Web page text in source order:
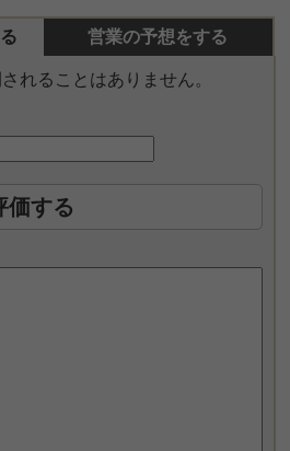
営業の予想をする
れることはありません。
価する